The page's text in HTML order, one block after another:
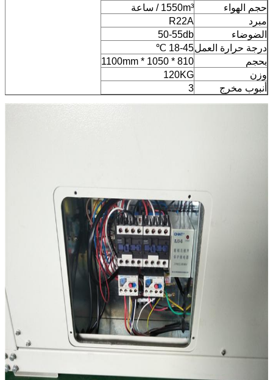
حجم الهواء
1550m³ / ساعة
مبرد
R22A
الضوضاء
50-55db
درجة حرارة العمل18-45 ℃
بحجم
810 * 1050 * 1100mm
وزن
120KG
أنبوب مخرج
3